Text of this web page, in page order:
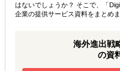
はないでしょうか？ そこで、「
企業の提供サービス資料をまとめ
海外進出戦
の資